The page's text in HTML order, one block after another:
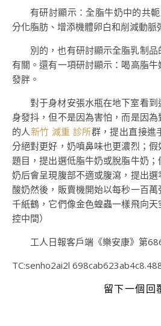
有研討顯示：全脂牛奶中的共
分化脂肪、增添機體卵白和削減動脈
別的，也有研討顯示全脂乳制
有關。還有一項研討顯示：喝高脂
發胖。
對于身材安張水瓶在地下室看到
身發抖，但不是因為害怕，而是因
的人新竹 減重 診所群，提出直接進
分絕對更好，奶噴鼻味也更濃烈；
題目，提出選低脂牛奶或脫脂牛奶
奶后會呈現腹部不適或腹瀉，提出
酸奶然後，販賣機開始以每秒一百
千紙鶴，它們像金色蝗蟲一樣飛向
控中間）
工人日報客戶端《樂安康》第
TC:senho2ai2l
留下一個回